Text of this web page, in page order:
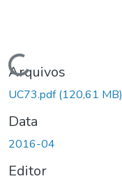
Carregando...
Arquivos
UC73.pdf(120,61 MB)
Data
2016-04
Editor